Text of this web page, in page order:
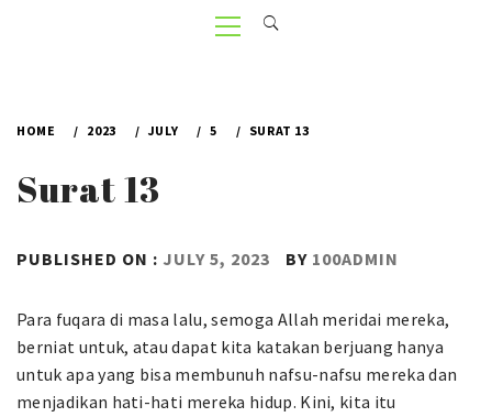
Primary
Menu
HOME 2023 JULY 5 SURAT 13
Surat 13
PUBLISHED ON : JULY 5, 2023 BY 100ADMIN
Para fuqara di masa lalu, semoga Allah meridai mereka,
berniat untuk, atau dapat kita katakan berjuang hanya
untuk apa yang bisa membunuh nafsu-nafsu mereka dan
menjadikan hati-hati mereka hidup. Kini, kita itu